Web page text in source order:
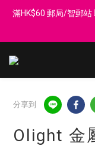
登記會員享每$50回
滿HK$60 郵局/智郵站
Whatsapp
登記會員享每$50回
分享到
Olight 金